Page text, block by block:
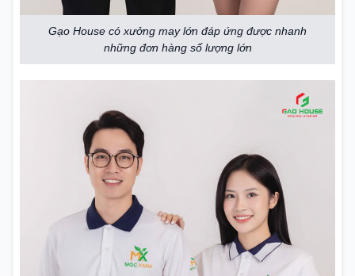
Gạo House có xưởng may lớn đáp ứng được nhanh
những đơn hàng số lượng lớn